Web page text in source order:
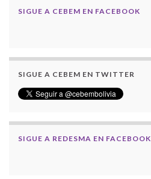
SIGUE A CEBEM EN FACEBOOK
SIGUE A CEBEM EN TWITTER
SIGUE A REDESMA EN FACEBOOK